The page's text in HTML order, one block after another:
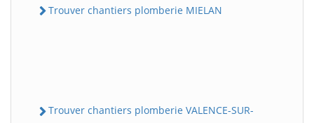
Trouver chantiers plomberie MIELAN
Trouver chantiers plomberie VALENCE-SUR-